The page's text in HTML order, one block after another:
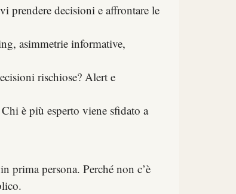
prendere decisioni e affrontare le
asimmetrie informative,
rischiose? Alert e
è più esperto viene sfidato a
prima persona. Perché non c’è